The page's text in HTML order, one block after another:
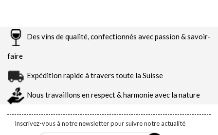
Des vins de qualité, confectionnés avec passion & savoir-
faire
Expédition rapide à travers toute la Suisse
Nous travaillons en respect & harmonie avec la nature
Inscrivez-vous à notre newsletter pour suivre notre actualité